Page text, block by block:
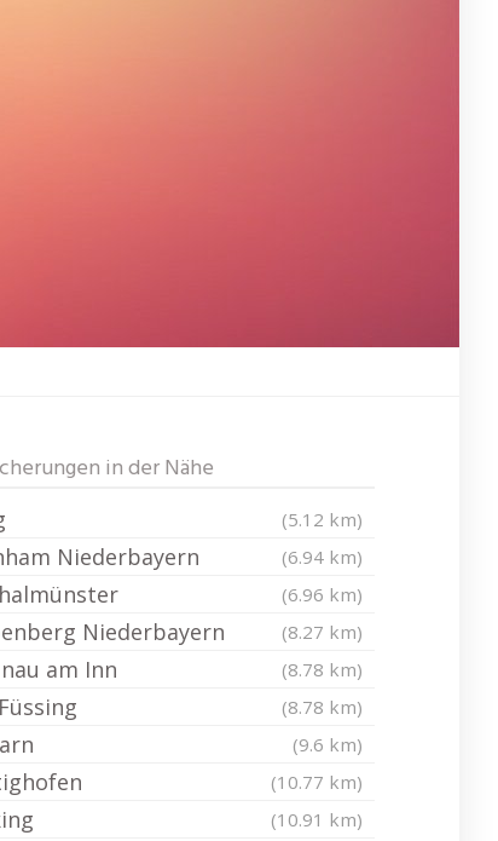
in der Nähe
(5.12 km)
Niederbayern (6.94 km)
(6.96 km)
Niederbayern (8.27 km)
am Inn (8.78 km)
(8.78 km)
(9.6 km)
(10.77 km)
(10.91 km)